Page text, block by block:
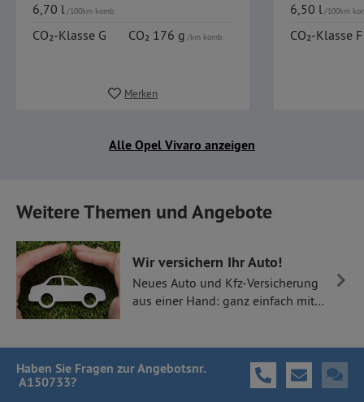
6,70 l/100km komb.
CO₂-Klasse G CO₂ 176 g/km komb.
Merken
6,50 l/100km
CO₂-Klasse F
Alle Opel Vivaro anzeigen
Weitere Themen und Angebote
Wir versichern Ihr Auto!
Neues Auto und Kfz-Versicherung
aus einer Hand: ganz einfach mit
Haben Sie Fragen zur Angebotsnr.
A150733?